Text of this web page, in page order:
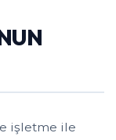
işletme ile